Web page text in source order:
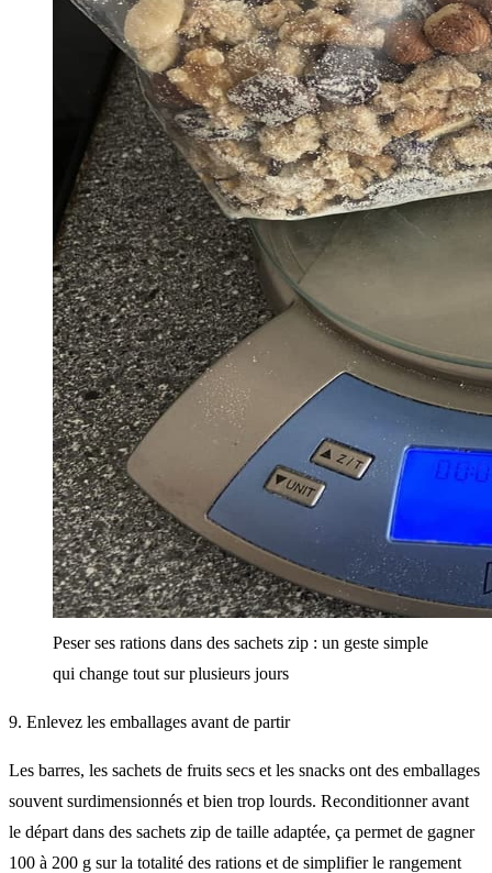
Peser ses rations dans des sachets zip : un geste simple
qui change tout sur plusieurs jours
9. Enlevez les emballages avant de partir
Les barres, les sachets de fruits secs et les snacks ont des emballages
souvent surdimensionnés et bien trop lourds. Reconditionner avant
le départ dans des sachets zip de taille adaptée, ça permet de gagner
100 à 200 g sur la totalité des rations et de simplifier le rangement